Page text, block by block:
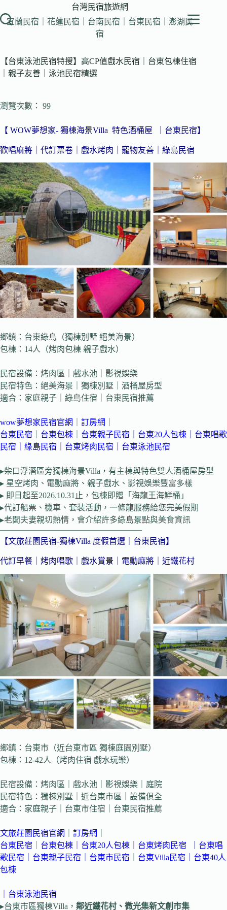
至
容
台灣民宿旅遊網
宜蘭民宿｜花蓮民宿｜台南民宿｜台東民宿｜澎湖民
宿
【台東泳池民宿特搜】高CP值戲水民宿｜台東包棟住宿
｜親子友善｜泳池民宿精選
瀏覽次數： 99
【 WOW夢想家- 獨棟海景Villa 特色酒桶屋 ｜台東民宿】
歡唱麻將｜代訂票卷｜戲水烤肉｜寵物友善｜綠島民宿
鄉鎮：台東綠島（獨棟別墅 絕美海景）
包棟：14人（烤肉包棟 親子戲水）
民宿設備：烤肉區｜戲水池｜影視娛樂
民宿特色：絕美海景｜獨棟別墅｜酒桶屋房型
適合：家庭親子｜綠島住宿｜台東民宿推薦
wow夢想家民宿官網 訂房網
台東民宿
台東包棟 台東親子民宿 台東20人包棟
台東唱歌
民宿 ｜綠島民宿 台東烤肉民宿 ｜台東泳池民宿
▸柴口浮潛區旁獨棟海景Villa，有主棟與特色雙人酒桶屋房型
▸ 星空烤肉、電動麻將、親子戲水、影視娛樂豐富多樣
▸ 即日起至2026.10.31止，包棟即贈「海龍王海鮮桶」
▸代訂船票、機車、套裝活動，一條龍服務給您完美假期
▸老闆夫妻親切熱情，會介紹許多綠島景點與美食資訊
—————————————————–
【文旅莊園民宿-獨棟Villa 度假首選｜台東民宿】
代訂早餐｜烤肉唱歌｜戲水賞景｜電動麻將｜近鐵花村
鄉鎮：台東市（近台東市區 獨棟庭園別墅）
包棟：12-42人（烤肉住宿 戲水玩樂）
民宿設備：烤肉區｜戲水池｜影視娛樂｜庭院
民宿特色：獨棟別墅｜近台東市區｜設備俱全
適合：家庭親子｜台東市住宿｜台東民宿推薦
文旅莊園民宿官網 訂房網
台東民宿
台東包棟 台東20人包棟 台東烤肉民宿
台東唱
歌民宿 ｜台東親子民宿 台東市民宿 台東Villa民宿 ｜台東40人
包棟
｜台東泳池民宿
▸台東市區獨棟Villa， 鄰近鐵花村、微光集新文創市集